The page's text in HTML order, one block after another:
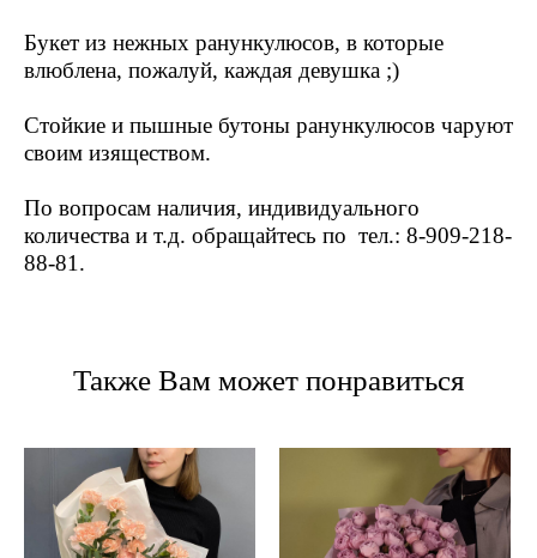
Букет из нежных ранункулюсов, в которые
влюблена, пожалуй, каждая девушка ;)
Стойкие и пышные бутоны ранункулюсов чаруют
своим изяществом.
По вопросам наличия, индивидуального
количества и т.д. обращайтесь по тел.: 8-909-218-
88-81.
Также Вам может понравиться